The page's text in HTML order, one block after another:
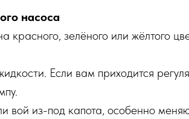
насоса
зелёного или жёлтого
Если вам приходится
вой из-под капота, особенно